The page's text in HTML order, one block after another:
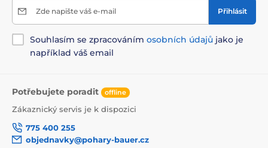
Zde napište váš e-mail Přihlásit
Souhlasím se zpracováním osobních údajů jako je
například váš email
Potřebujete poradit offline
Zákaznický servis je k dispozici
775 400 255
objednavky@pohary-bauer.cz